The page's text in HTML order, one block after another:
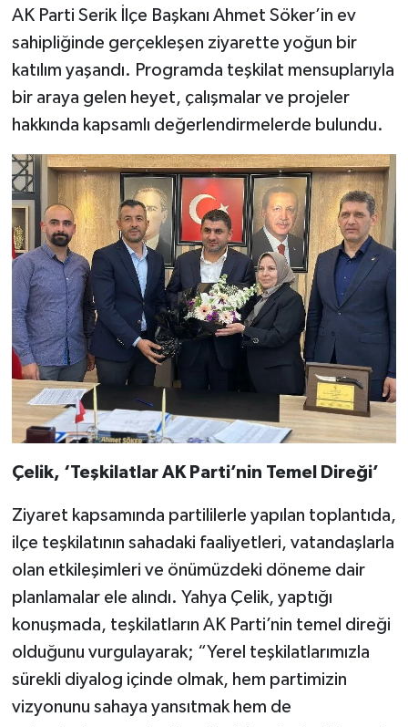
AK Parti Serik İlçe Başkanı Ahmet Söker’in ev
sahipliğinde gerçekleşen ziyarette yoğun bir
katılım yaşandı. Programda teşkilat mensuplarıyla
bir araya gelen heyet, çalışmalar ve projeler
hakkında kapsamlı değerlendirmelerde bulundu.
Çelik, ‘Teşkilatlar AK Parti’nin Temel Direği’
Ziyaret kapsamında partililerle yapılan toplantıda,
ilçe teşkilatının sahadaki faaliyetleri, vatandaşlarla
olan etkileşimleri ve önümüzdeki döneme dair
planlamalar ele alındı. Yahya Çelik, yaptığı
konuşmada, teşkilatların AK Parti’nin temel direği
olduğunu vurgulayarak; “Yerel teşkilatlarımızla
sürekli diyalog içinde olmak, hem partimizin
vizyonunu sahaya yansıtmak hem de